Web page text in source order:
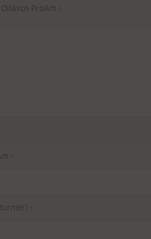
ProAm